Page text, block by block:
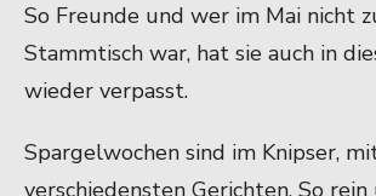
So Freunde und wer im Mai nicht
Stammtisch war, hat sie auch in
wieder verpasst.
Spargelwochen sind im Knipser,
verschiedensten Gerichten. So